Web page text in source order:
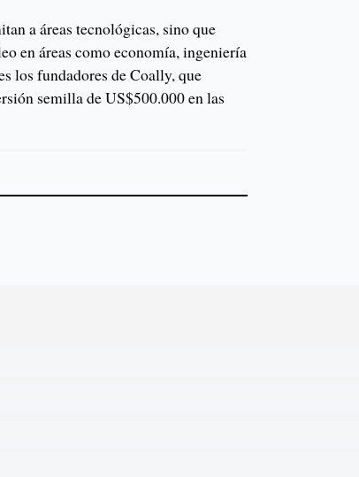
a áreas tecnológicas, sino que
en áreas como economía, ingeniería
los fundadores de Coally, que
semilla de US$500.000 en las